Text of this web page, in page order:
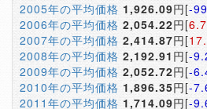
2005年の平均価格 1,926.09円[-
2006年の平均価格 2,054.22円[
2007年の平均価格 2,414.87円[
2008年の平均価格 2,192.91 円[-
2009年の平均価格 2,052.72円[-
2010年の平均価格 1,896.35円[-
2011年の平均価格 1,714.09円[-